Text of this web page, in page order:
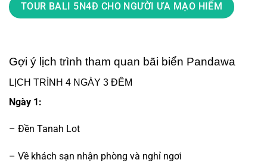
TOUR BALI 5N4Đ CHO NGƯỜI ƯA MẠO HIỂM
Gợi ý lịch trình tham quan bãi biển Pandawa
LỊCH TRÌNH 4 NGÀY 3 ĐÊM
Ngày 1:
– Đền Tanah Lot
– Về khách sạn nhận phòng và nghỉ ngơi